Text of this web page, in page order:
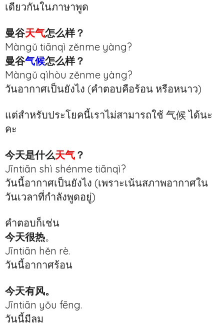
เดียวกันในภาษาพูด
曼谷天气怎么样？
Màngǔ tiānqì zěnme yàng?
曼谷气候怎么样？
Màngǔ qìhòu zěnme yàng?
วันอากาศเป็นยังไง (คำตอบคือร้อน หรือหนาว)
แต่สำหรับประโยคนี้เราไม่สามารถใช้ 气候 ได้นะ
คะ
今天是什么天气 ？
Jīntiān shì shénme tiānqì?
วันนี้อากาศเป็นยังไง (เพราะเน้นสภาพอากาศใน
วันเวลาที่กำลังพูดอยู่)
คำตอบก็เช่น
今天很热。
Jīntiān hěn rè.
วันนี้อากาศร้อน
今天有风。
Jīntiān yǒu fēng.
วันนี้มีลม